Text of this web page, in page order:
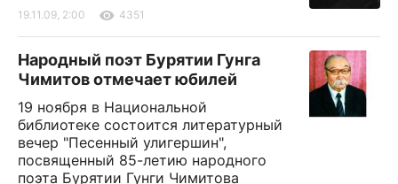
19.11.09, 2:00 4351
Народный поэт Бурятии Гунга
Чимитов отмечает юбилей
19 ноября в Национальной
библиотеке состоится литературный
вечер "Песенный улигершин",
посвященный 85-летию народного
поэта Бурятии Гунги Чимитова